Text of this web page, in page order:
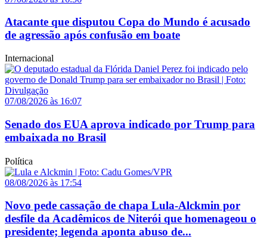
Atacante que disputou Copa do Mundo é acusado
de agressão após confusão em boate
Internacional
07/08/2026 às 16:07
Senado dos EUA aprova indicado por Trump para
embaixada no Brasil
Política
08/08/2026 às 17:54
Novo pede cassação de chapa Lula-Alckmin por
desfile da Acadêmicos de Niterói que homenageou o
presidente; legenda aponta abuso de...